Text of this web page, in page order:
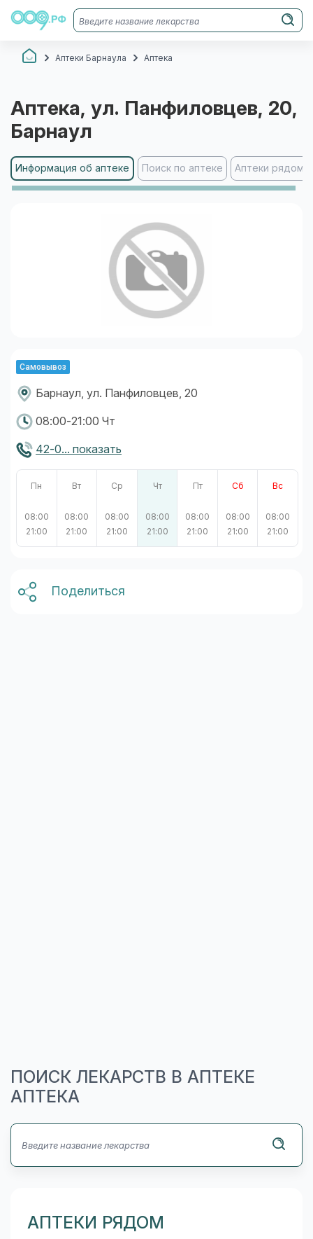
Аптеки Барнаула Аптека
Аптека, ул. Панфиловцев, 20,
Барнаул
Информация об аптеке Поиск по аптеке Аптеки рядом
Самовывоз
Барнаул, ул. Панфиловцев, 20
08:00-21:00 Чт
42-0... показать
Пн
08:00
21:00
Вт
08:00
21:00
Ср
08:00
21:00
Чт
08:00
21:00
Пт
08:00
21:00
Сб
08:00
21:00
Вс
08:00
21:00
Поделиться
ПОИСК ЛЕКАРСТВ В АПТЕКЕ
АПТЕКА
АПТЕКИ РЯДОМ